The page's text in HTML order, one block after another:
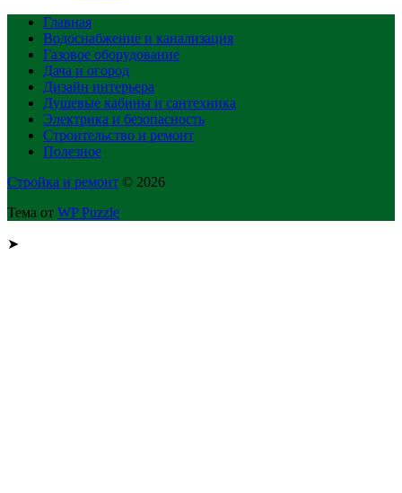
Главная
Водоснабжение и канализация
Газовое оборудование
Дача и огород
Дизайн интерьера
Душевые кабины и сантехника
Электрика и безопасность
Строительство и ремонт
Полезное
Стройка и ремонт © 2026
Тема от WP Puzzle
➤